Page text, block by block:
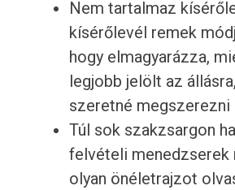
Nem tartalmaz
kísérőlevél remek
hogy elmagyarázza,
legjobb jelölt az
szeretné
Túl sok szakzsargon
felvételi menedzserek
olyan önéletrajzot